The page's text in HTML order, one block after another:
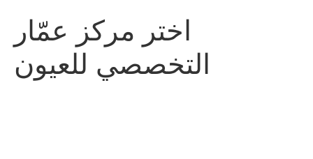
اختر مركز عمّار
التخصصي للعيون